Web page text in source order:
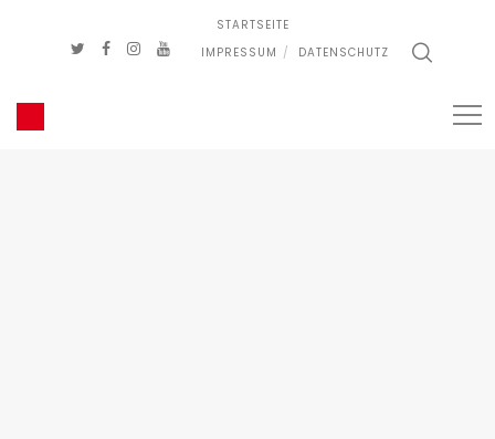
STARTSEITE
IMPRESSUM
DATENSCHUTZ